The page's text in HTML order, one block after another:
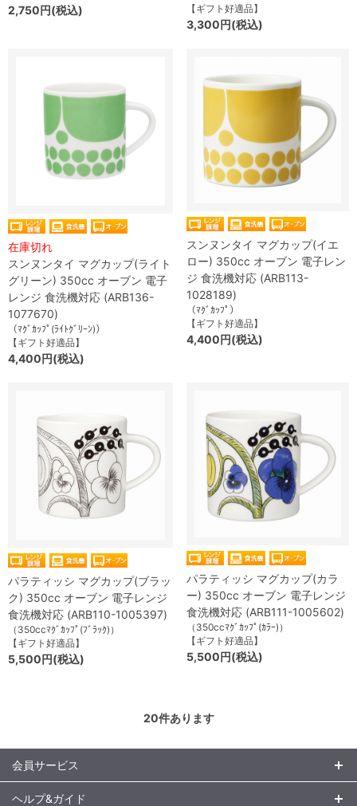
2,750円(税込)
【ギフト好適品】
3,300円(税込)
在庫切れ
スンヌンタイ マグカップ(ライト
グリーン) 350cc オーブン 電子
レンジ 食洗機対応 (ARB136-
1077670)
（ﾏｸﾞｶｯﾌﾟ(ﾗｲﾄｸﾞﾘｰﾝ)）
【ギフト好適品】
4,400円(税込)
スンヌンタイ マグカップ(イエ
ロー) 350cc オーブン 電子レン
ジ 食洗機対応 (ARB113-
1028189)
（ﾏｸﾞｶｯﾌﾟ）
【ギフト好適品】
4,400円(税込)
パラティッシ マグカップ(ブラッ
ク) 350cc オーブン 電子レンジ
食洗機対応 (ARB110-1005397)
（350ccﾏｸﾞｶｯﾌﾟ(ﾌﾞﾗｯｸ)）
【ギフト好適品】
5,500円(税込)
パラティッシ マグカップ(カラ
ー) 350cc オーブン 電子レンジ
食洗機対応 (ARB111-1005602)
（350ccﾏｸﾞｶｯﾌﾟ(ｶﾗｰ)）
【ギフト好適品】
5,500円(税込)
20件あります
会員サービス
ヘルプ&ガイド